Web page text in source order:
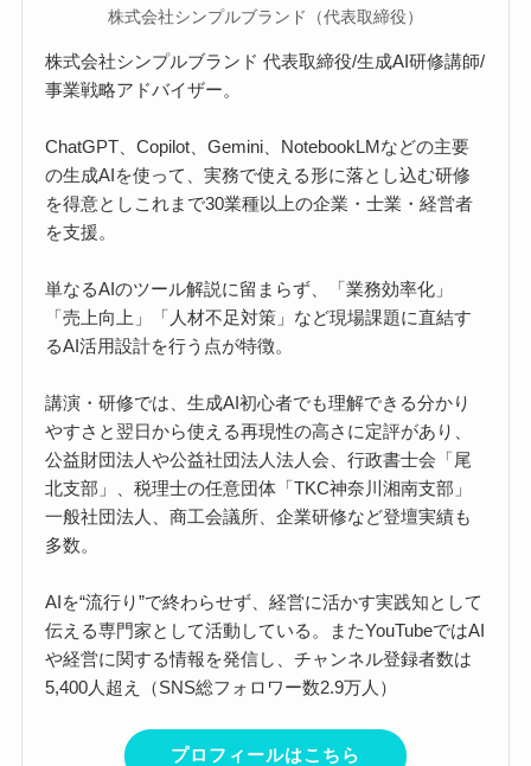
株式会社シンプルブランド（代表取締役）
株式会社シンプルブランド 代表取締役/生成AI研修講師/
事業戦略アドバイザー。
ChatGPT、Copilot、Gemini、NotebookLMなどの主要
の生成AIを使って、実務で使える形に落とし込む研修
を得意としこれまで30業種以上の企業・士業・経営者
を支援。
単なるAIのツール解説に留まらず、「業務効率化」
「売上向上」「人材不足対策」など現場課題に直結す
るAI活用設計を行う点が特徴。
講演・研修では、生成AI初心者でも理解できる分かり
やすさと翌日から使える再現性の高さに定評があり、
公益財団法人や公益社団法人法人会、行政書士会「尾
北支部」、税理士の任意団体「TKC神奈川湘南支部」
一般社団法人、商工会議所、企業研修など登壇実績も
多数。
AIを“流行り”で終わらせず、経営に活かす実践知として
伝える専門家として活動している。またYouTubeではAI
や経営に関する情報を発信し、チャンネル登録者数は
5,400人超え（SNS総フォロワー数2.9万人）
プロフィールはこちら